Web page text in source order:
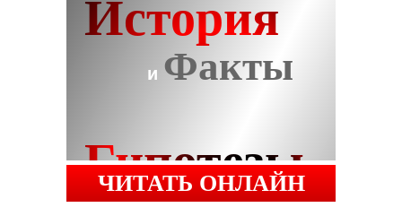
ЧИТАТЬ ОНЛАЙН